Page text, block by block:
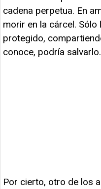
cadena perpetua. En
morir en la cárcel.
protegido,
conoce, podría salvarlo.
Por cierto, otro de los